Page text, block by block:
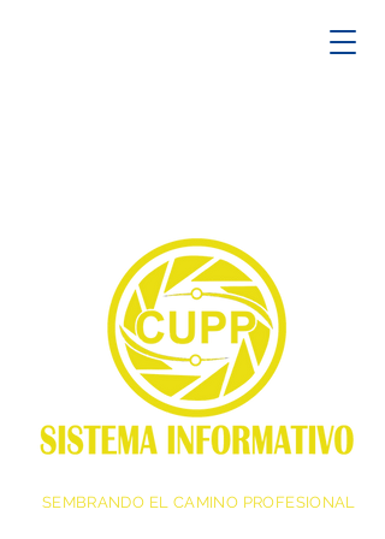
SEMBRANDO EL CAMINO PROFESIONAL